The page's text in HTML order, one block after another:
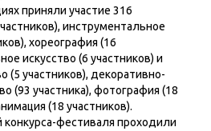
приняли участие 316
инструментальное
хореография (16
искусство (6 участников) и
(5 участников), декоративно-
(93 участника), фотография (18
(18 участников).
конкурса-фестиваля проходили